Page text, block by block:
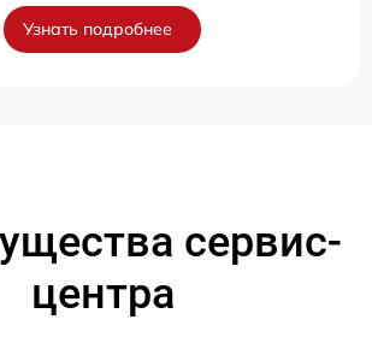
Узнать подробнее
сервис-
центра